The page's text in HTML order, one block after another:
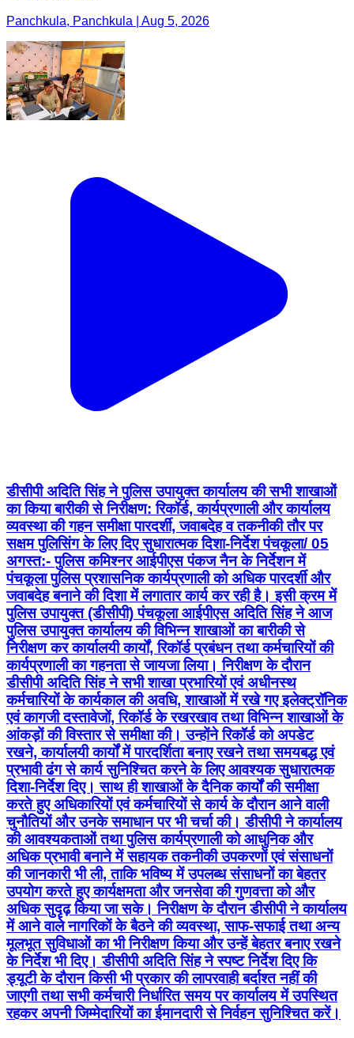
Panchkula, Panchkula | Aug 5, 2026
डीसीपी अदिति सिंह ने पुलिस उपायुक्त कार्यालय की सभी शाखाओं
का किया बारीकी से निरीक्षण: रिकॉर्ड, कार्यप्रणाली और कार्यालय
व्यवस्था की गहन समीक्षा पारदर्शी, जवाबदेह व तकनीकी तौर पर
सक्षम पुलिसिंग के लिए दिए सुधारात्मक दिशा-निर्देश पंचकूला/ 05
अगस्त:- पुलिस कमिश्नर आईपीएस पंकज नैन के निर्देशन में
पंचकूला पुलिस प्रशासनिक कार्यप्रणाली को अधिक पारदर्शी और
जवाबदेह बनाने की दिशा में लगातार कार्य कर रही है। इसी क्रम में
पुलिस उपायुक्त (डीसीपी) पंचकूला आईपीएस अदिति सिंह ने आज
पुलिस उपायुक्त कार्यालय की विभिन्न शाखाओं का बारीकी से
निरीक्षण कर कार्यालयी कार्यों, रिकॉर्ड प्रबंधन तथा कर्मचारियों की
कार्यप्रणाली का गहनता से जायजा लिया। निरीक्षण के दौरान
डीसीपी अदिति सिंह ने सभी शाखा प्रभारियों एवं अधीनस्थ
कर्मचारियों के कार्यकाल की अवधि, शाखाओं में रखे गए इलेक्ट्रॉनिक
एवं कागजी दस्तावेजों, रिकॉर्ड के रखरखाव तथा विभिन्न शाखाओं के
आंकड़ों की विस्तार से समीक्षा की। उन्होंने रिकॉर्ड को अपडेट
रखने, कार्यालयी कार्यों में पारदर्शिता बनाए रखने तथा समयबद्ध एवं
प्रभावी ढंग से कार्य सुनिश्चित करने के लिए आवश्यक सुधारात्मक
दिशा-निर्देश दिए। साथ ही शाखाओं के दैनिक कार्यों की समीक्षा
करते हुए अधिकारियों एवं कर्मचारियों से कार्य के दौरान आने वाली
चुनौतियों और उनके समाधान पर भी चर्चा की। डीसीपी ने कार्यालय
की आवश्यकताओं तथा पुलिस कार्यप्रणाली को आधुनिक और
अधिक प्रभावी बनाने में सहायक तकनीकी उपकरणों एवं संसाधनों
की जानकारी भी ली, ताकि भविष्य में उपलब्ध संसाधनों का बेहतर
उपयोग करते हुए कार्यक्षमता और जनसेवा की गुणवत्ता को और
अधिक सुदृढ़ किया जा सके। निरीक्षण के दौरान डीसीपी ने कार्यालय
में आने वाले नागरिकों के बैठने की व्यवस्था, साफ-सफाई तथा अन्य
मूलभूत सुविधाओं का भी निरीक्षण किया और उन्हें बेहतर बनाए रखने
के निर्देश भी दिए। डीसीपी अदिति सिंह ने स्पष्ट निर्देश दिए कि
ड्यूटी के दौरान किसी भी प्रकार की लापरवाही बर्दाश्त नहीं की
जाएगी तथा सभी कर्मचारी निर्धारित समय पर कार्यालय में उपस्थित
रहकर अपनी जिम्मेदारियों का ईमानदारी से निर्वहन सुनिश्चित करें।